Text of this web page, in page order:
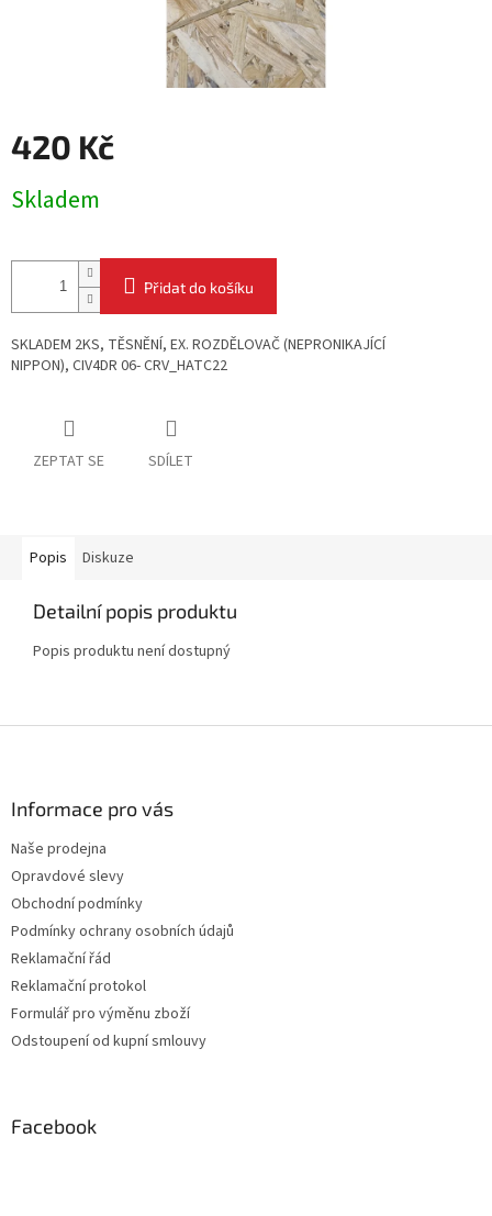
420 Kč
cena:
Skladem
Přidat do košíku
SKLADEM 2KS, TĚSNĚNÍ, EX. ROZDĚLOVAČ (NEPRONIKAJÍCÍ
NIPPON), CIV4DR 06- CRV_HATC22
ZEPTAT SE SDÍLET
Popis Diskuze
Detailní popis produktu
Popis produktu není dostupný
Informace pro vás
Naše prodejna
Opravdové slevy
Obchodní podmínky
Podmínky ochrany osobních údajů
Reklamační řád
Reklamační protokol
Formulář pro výměnu zboží
Odstoupení od kupní smlouvy
Facebook